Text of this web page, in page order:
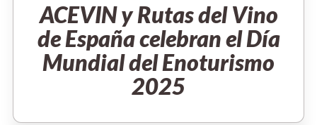
ACEVIN y Rutas del Vino
de España celebran el Día
Mundial del Enoturismo
2025